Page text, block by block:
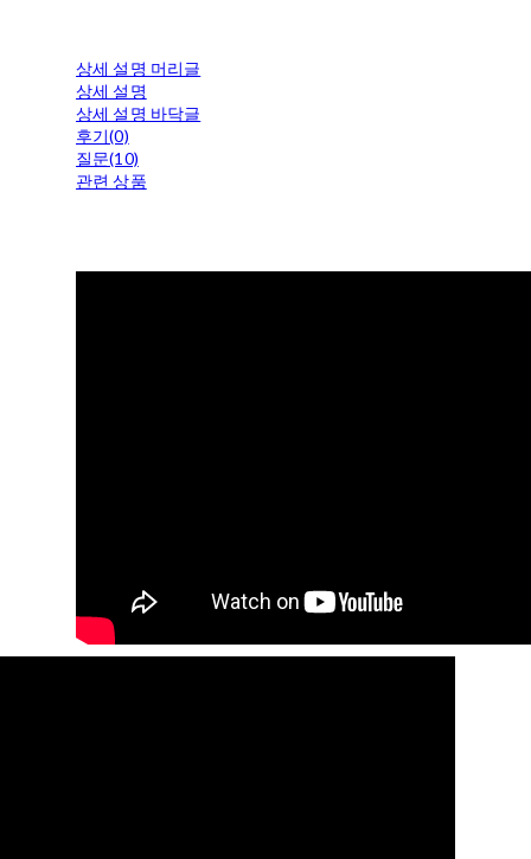
상세 설명 머리글
상세 설명
상세 설명 바닥글
후기(0)
질문(10)
관련 상품